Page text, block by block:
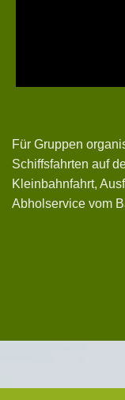
Für Gruppen
Schiffsfahrten auf
Kleinbahnfahrt,
Abholservice vom